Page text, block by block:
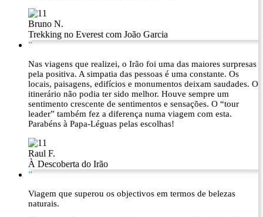
Bruno N.
Trekking no Everest com João Garcia
”
Nas viagens que realizei, o Irão foi uma das maiores surpresas
pela positiva. A simpatia das pessoas é uma constante. Os
locais, paisagens, edifícios e monumentos deixam saudades. O
itinerário não podia ter sido melhor. Houve sempre um
sentimento crescente de sentimentos e sensações. O “tour
leader” também fez a diferença numa viagem com esta.
Parabéns à Papa-Léguas pelas escolhas!
Raul F.
À Descoberta do Irão
”
Viagem que superou os objectivos em termos de belezas
naturais.